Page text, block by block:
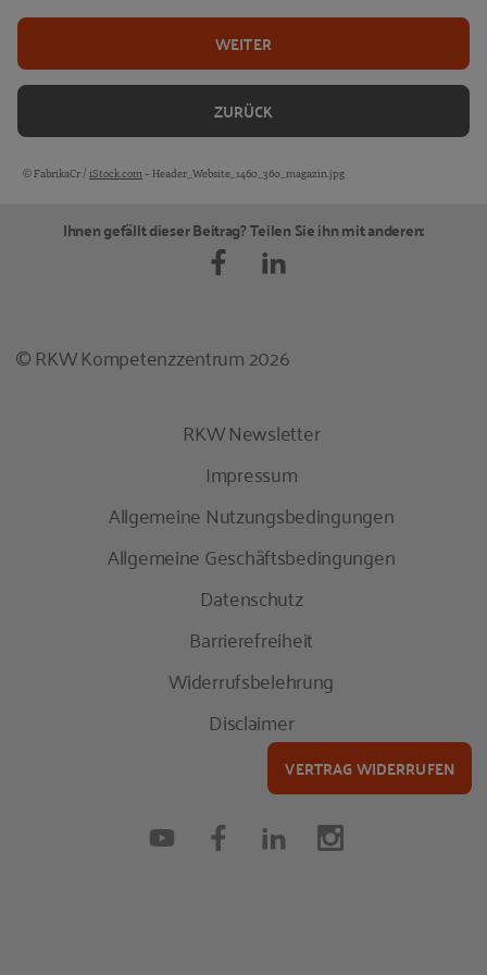
ZURÜCK
WEITER
Bildquellen und Copyright-Hinweise
© FabrikaCr / iStock.com– Header_Website_1460_360_magazin.jpg
Ihnen gefällt dieser Beitrag? Teilen Sie ihn mit anderen:
© RKW Kompetenzzentrum 2026
RKW Newsletter
Impressum
Allgemeine Nutzungsbedingungen
Allgemeine Geschäftsbedingungen
Datenschutz
Barrierefreiheit
Widerrufsbelehrung
Disclaimer
VERTRAG WIDERRUFEN